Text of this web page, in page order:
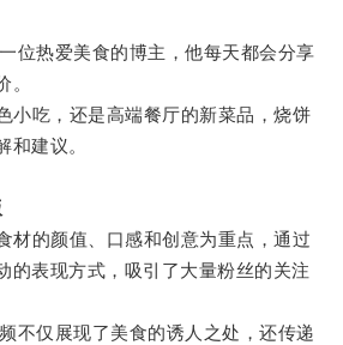
热爱美食的博主，他每天都会分享
。
吃，还是高端餐厅的新菜品，烧饼
和建议。
的颜值、口感和创意为重点，通过
的表现方式，吸引了大量粉丝的关注
仅展现了美食的诱人之处，还传递